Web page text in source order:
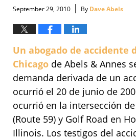
September 29, 2010 | By Dave Abels
Un abogado de accidente
Chicago de Abels & Annes
demanda derivada de un
ocurrió el 20 de junio de
ocurrió en la intersección
(Route 59) y Golf Road en
Illinois. Los testigos del